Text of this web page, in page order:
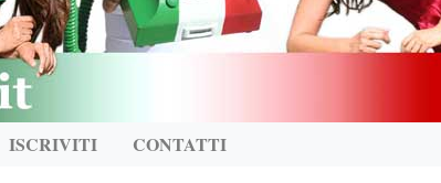
ISCRIVITI CONTATTI